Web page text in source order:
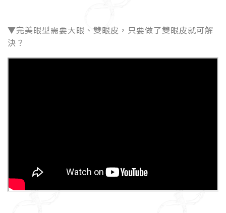
▼完美眼型需要大眼、雙眼皮，只要做了雙眼皮就可解
決？